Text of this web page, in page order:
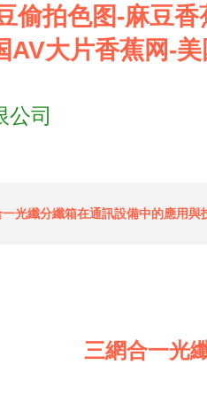
偷拍色图-麻豆
大片香蕉网-
公司
一光纖分纖箱在通訊設備中的應用與
三網合一光